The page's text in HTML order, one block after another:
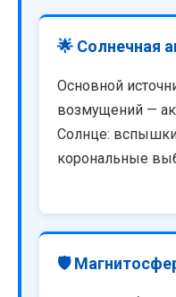
🌟 Солнечная
Основной
возмущений —
Солнце:
корональные
🛡️